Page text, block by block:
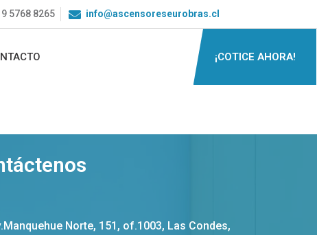
5768 8265 info@ascensoreseurobras.cl
¡COTICE AHORA!
Norte, 151, of.1003, Las Condes,